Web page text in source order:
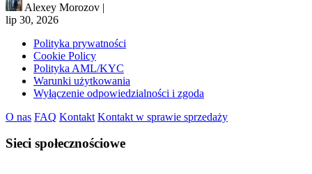
Alexey Morozov |
lip 30, 2026
Polityka prywatności
Cookie Policy
Polityka AML/KYC
Warunki użytkowania
Wyłączenie odpowiedzialności i zgoda
O nas FAQ Kontakt Kontakt w sprawie sprzedaży
Sieci społecznościowe